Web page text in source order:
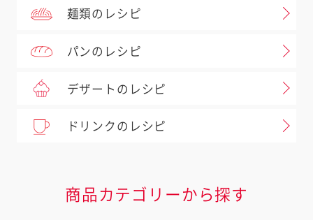
麺類のレシピ
パンのレシピ
デザートのレシピ
ドリンクのレシピ
商品カテゴリーから探す